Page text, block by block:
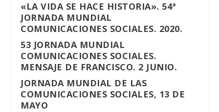
«LA VIDA SE HACE HISTORIA». 54ª
JORNADA MUNDIAL
COMUNICACIONES SOCIALES. 2020.
53 JORNADA MUNDIAL
COMUNICACIONES SOCIALES.
MENSAJE DE FRANCISCO. 2 JUNIO.
JORNADA MUNDIAL DE LAS
COMUNICACIONES SOCIALES, 13 DE
MAYO